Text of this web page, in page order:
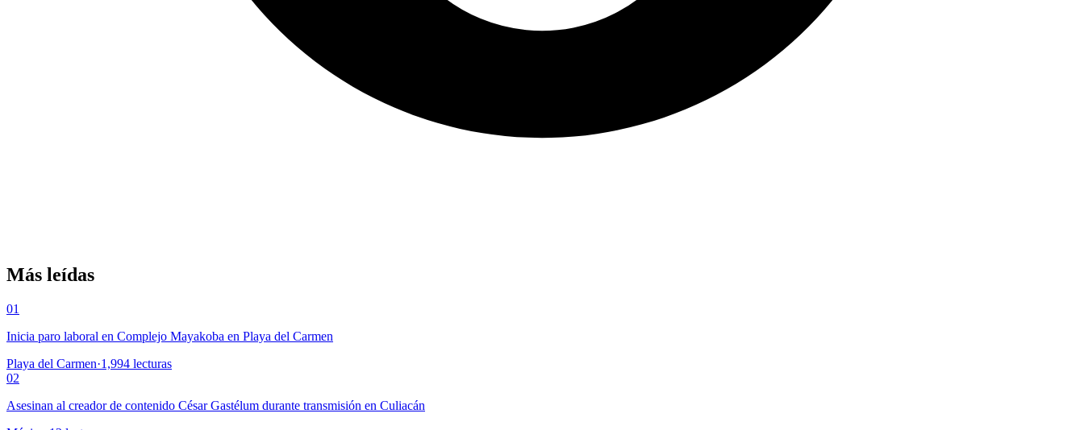
Más leídas
01
Inicia paro laboral en Complejo Mayakoba en Playa del Carmen
Playa del Carmen·1,994 lecturas
02
Asesinan al creador de contenido César Gastélum durante transmisión en Culiacán